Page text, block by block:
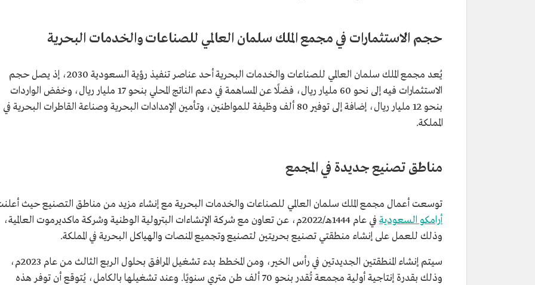
حجم الاستثمارات في مجمع الملك سلمان العالمي للصناعات والخدمات البحرية
يُعد مجمع الملك سلمان العالمي للصناعات والخدمات البحرية أحد عناصر تنفيذ رؤية السعودية 2030، إذ يصل حجم
الاستثمارات فيه إلى نحو 60 مليار ريال، فضلًا عن المساهمة في دعم الناتج المحلي بنحو 17 مليار ريال، وخفض الواردات
بنحو 12 مليار ريال، إضافة إلى توفير 80 ألف وظيفة للمواطنين، وتأمين الإمدادات البحرية وصناعة القاطرات البحرية في
المملكة.
مناطق تصنيع جديدة في المجمع
توسعت أعمال مجمع الملك سلمان العالمي للصناعات والخدمات البحرية مع إنشاء مزيد من مناطق التصنيع حيث
أرامكو السعودية
في عام 1444هـ/2022م، عن تعاون مع شركة الإنشاءات البترولية الوطنية وشركة ماكديرموت العالمية،
وذلك للعمل على إنشاء منطقتي تصنيع بحريتين لتصنيع وتجميع المنصات والهياكل البحرية في المملكة.
سيتم إنشاء المنطقتين الجديدتين في رأس الخير، ومن المخطط بدء تشغيل المرافق بحلول الربع الثالث من عام 2023م،
وذلك بقدرة إنتاجية أولية مجمعة تُقدر بنحو 70 ألف طن متري سنويًا. وعند تشغيلها بالكامل، يُتوقع أن توفر هذه